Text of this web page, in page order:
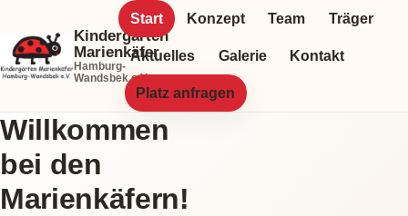
Inhalt
springen
Kindergarten
Marienkäfer
Hamburg-
Wandsbek e.V.
Start Konzept Team Träger
Aktuelles Galerie Kontakt
Platz anfragen
Willkommen
bei den
Marienkäfern!